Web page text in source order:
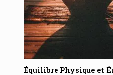
Équilibre Physique et